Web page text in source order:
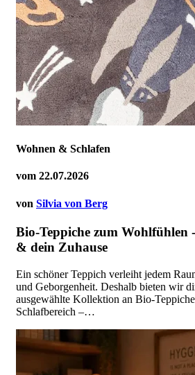
Wohnen & Schlafen
vom 22.07.2026
von Silvia von Berg
Bio-Teppiche zum
& dein Zuhause
Ein schöner Teppich verleiht jedem
und Geborgenheit. Deshalb bieten wir
ausgewählte Kollektion an Bio-
Schlafbereich –…